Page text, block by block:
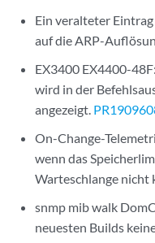
Ein veralteter
auf die ARP-
EX3400 EX4400-
wird in der
angezeigt.
On-Change-
wenn das
Warteschlange
snmp mib walk
neuesten Builds